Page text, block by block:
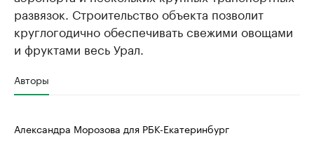
развязок. Строительство объекта позволит
круглогодично обеспечивать свежими овощами
и фруктами весь Урал.
Авторы
Александра Морозова для РБК-Екатеринбург